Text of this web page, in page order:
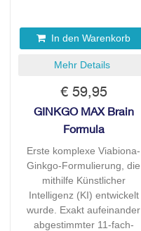
In den Warenkorb
Mehr Details
€ 59,95
GINKGO MAX Brain
Formula
Erste komplexe Viabiona-
Ginkgo-Formulierung, die
mithilfe Künstlicher
Intelligenz (KI) entwickelt
wurde. Exakt aufeinander
abgestimmter 11-fach-